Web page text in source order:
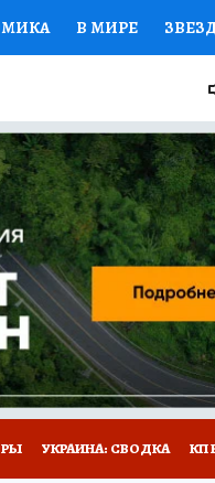
В МИРЕ
ПРОЕКТЫ
ЖЕНСКИЕ СЕКРЕТЫ
ДЕФИЦИТ
У НАС ГИД
УКРАИНА: СВОДКА КП